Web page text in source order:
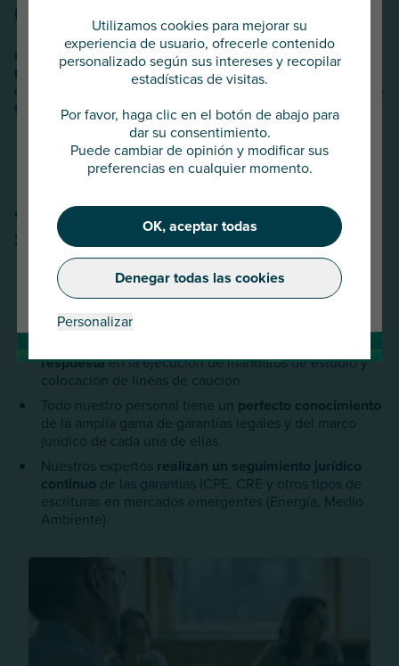
(OVV)
La garantía anual de venta en subasta permiteasegurar las
transacciones
cuando los fondos pasan por manos de
operadores de venta voluntaria. Cubre la representación de
fondos mantenidos por cuenta ajena.
¿Por quéconfiar a AU Groupsus
soluciones de fianzas?
AU Group proporcionanuevas capacidades de
Caucióna través del acceso de AU Group a garantes
especializados en sus sectores.
garantizan una eficaz capacidad de
respuestaen la ejecución de mandatos de estudio y
colocación de líneas de caución.
Todo nuestro personal tiene un perfecto conocimiento
de la amplia gama de garantías legales y del marco
jurídico de cada una de ellas.
Nuestros expertos realizan un seguimiento jurídico
continuo de las garantías ICPE, CRE y otros tipos de
escrituras en mercados emergentes (Energía, Medio
Ambiente).
Va a acceder al
AU Group Global
Pulse abajo para continuar o elija
otro país
Continuar
Cambiar de país
Utilizamos cookies para mejorar su
experiencia de usuario, ofrecerle contenido
personalizado según sus intereses y recopilar
estadísticas de visitas.
Por favor, haga clic en el botón de abajo para
dar su consentimiento.
Puede cambiar de opinión y modificar sus
preferencias en cualquier momento.
OK, aceptar todas
Denegar todas las cookies
Personalizar